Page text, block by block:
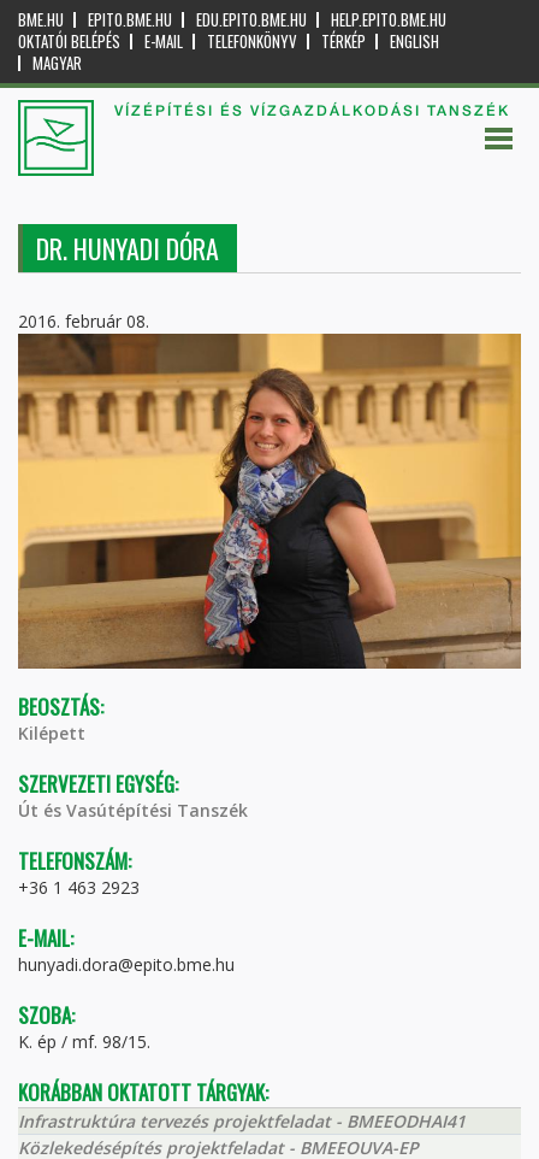
BME.HU EPITO.BME.HU EDU.EPITO.BME.HU
HELP.EPITO.BME.HU
OKTATÓI BELÉPÉS
E-MAIL TELEFONKÖNYV TÉRKÉP
ENGLISH
MAGYAR
VÍZÉPÍTÉSI ÉS VÍZGAZDÁLKODÁSI TANSZÉK
DR. HUNYADI DÓRA
2016. február 08.
BEOSZTÁS:
Kilépett
SZERVEZETI EGYSÉG:
Út és Vasútépítési Tanszék
TELEFONSZÁM:
+36 1 463 2923
E-MAIL:
hunyadi.dora@epito.bme.hu
SZOBA:
K. ép / mf. 98/15.
KORÁBBAN OKTATOTT TÁRGYAK:
Infrastruktúra tervezés projektfeladat - BMEEODHAI41
Közlekedésépítés projektfeladat - BMEEOUVA-EP